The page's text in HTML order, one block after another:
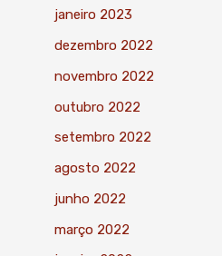
janeiro 2023
dezembro 2022
novembro 2022
outubro 2022
setembro 2022
agosto 2022
junho 2022
março 2022